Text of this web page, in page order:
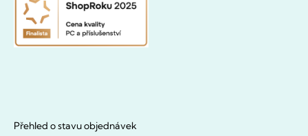
Přehled o stavu objednávek